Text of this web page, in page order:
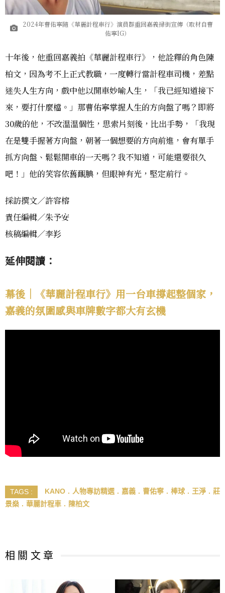
2024年曹佑寧隨《華麗計程車行》演員群重回嘉義掃街宣傳（取材自曹
佑寧IG）
十年後，他重回嘉義拍《華麗計程車行》，他詮釋的角色陳
柏文，因為考不上正式教職，一度轉行當計程車司機，差點
迷失人生方向，戲中他以開車妙喻人生，「我已經知道接下
來，要打什麼檔。」那曹佑寧掌握人生的方向盤了嗎？即將
30歲的他，不改溫溫個性，思索片刻後，比出手勢，「我現
在是雙手握著方向盤，朝著一個想要的方向前進，會有單手
抓方向盤、鬆鬆開車的一天嗎？我不知道，可能還要很久
吧！」他的笑容依舊靦腆，但眼神有光，堅定前行。
採訪撰文／許容榕
責任編輯／朱予安
核稿編輯／李羏
延伸閱讀：
幕後｜《華麗計程車行》用一台車撐起整個家，
嘉義的氛圍感與車牌數字都大有玄機
TAGS : KANO 人物專訪精選 嘉義 曹佑寧 棒球 王淨
莊
景燊
華麗計程車 陳柏文
相 關 文 章